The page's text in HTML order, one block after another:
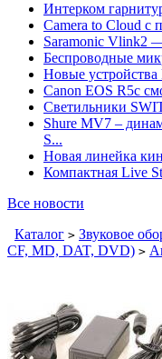
Интерком
Camera to Cloud с
Saramonic Vlink2
Беспроводные
Новые устройства
Canon EOS R5c
Светильники
Shure MV7 –
S...
Новая линейка
Компактная Live
Все новости
Каталог > Звуковое
CF, MD, DAT, DVD) >